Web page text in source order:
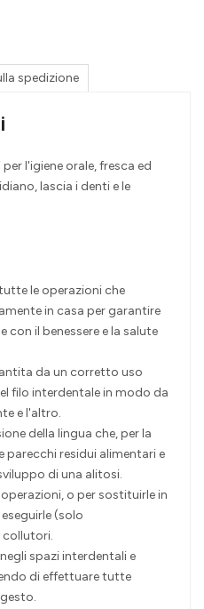
spedizione
l'igiene orale, fresca ed
lascia i denti e le
le operazioni che
in casa per garantire
con il benessere e la salute
da un corretto uso
filo interdentale in modo da
e l'altro.
della lingua che, per la
residui alimentari e
di una alitosi.
o per sostituirle in
(solo
collutori.
spazi interdentali e
di effettuare tutte